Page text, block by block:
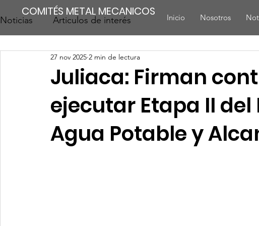
COMITÉS METAL MECANICOS Inicio Nosotros
Noticias Articulos de interés
Juliaca: Firman
ejecutar Etapa II del
Agua Potable y
27 nov 2025 2 min de lectura